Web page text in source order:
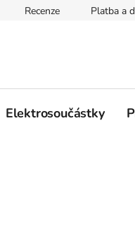
Recenze Platba a
Elektrosoučástky